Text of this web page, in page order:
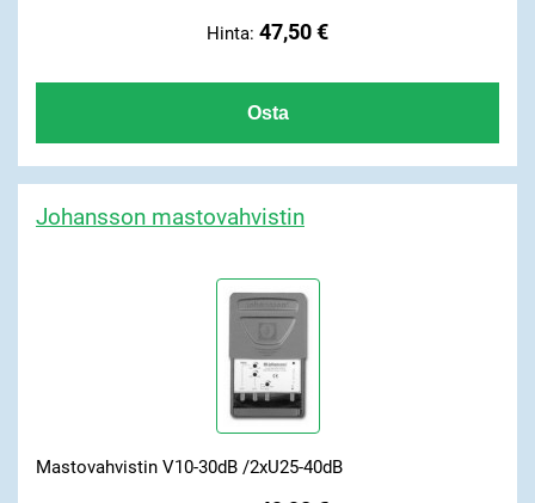
Hinta: 47,50 €
Johansson mastovahvistin
Mastovahvistin V10-30dB /2xU25-40dB